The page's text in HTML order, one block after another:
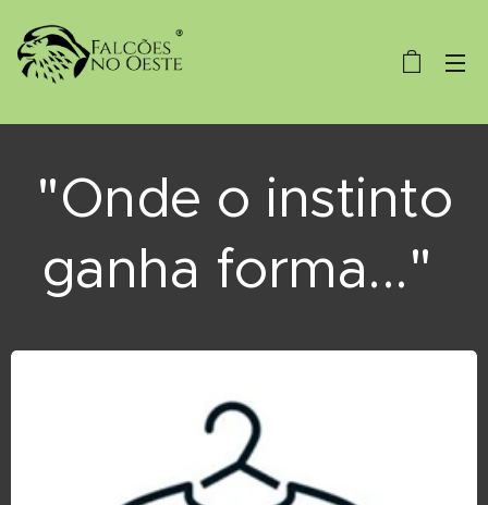
"Onde o instinto
ganha forma..."